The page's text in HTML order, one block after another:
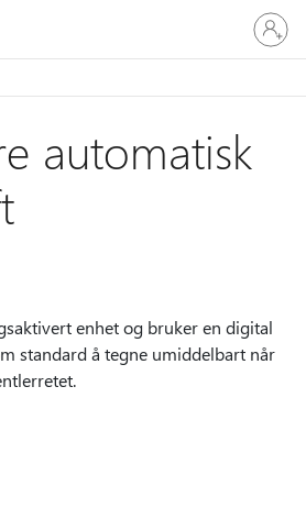
Logg
på
kontoen
automatisk
enhet og bruker en digital
standard å tegne umiddelbart når